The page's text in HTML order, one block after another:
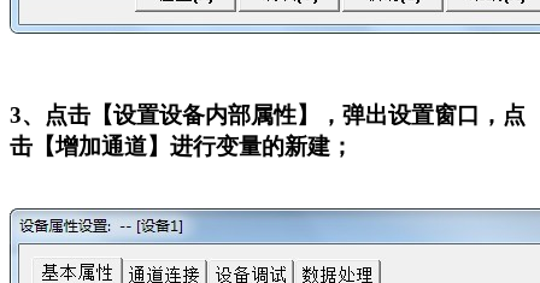
3、点击【设置设备内部属性】，弹出设置窗口，点
击【增加通道】进行变量的新建；